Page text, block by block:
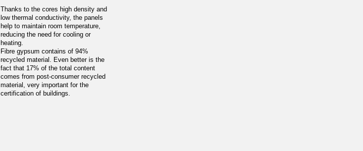
Thanks to the cores high density and
low thermal conductivity, the panels
help to maintain room temperature,
reducing the need for cooling or
heating.
Fibre gypsum contains of 94%
recycled material. Even better is the
fact that 17% of the total content
comes from post-consumer recycled
material, very important for the
certification of buildings.